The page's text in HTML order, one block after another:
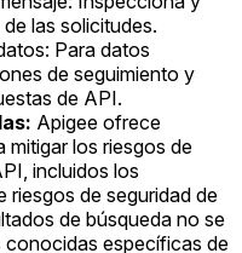
las solicitudes.
Para datos
de seguimiento y
de API.
Apigee ofrece
mitigar los riesgos de
incluidos los
riesgos de seguridad de
de búsqueda no se
conocidas específicas de